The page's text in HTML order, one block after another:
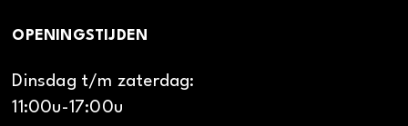
OPENINGSTIJDEN
Dinsdag t/m zaterdag:
11:00u-17:00u